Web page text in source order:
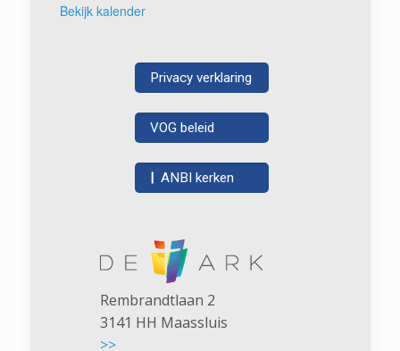
Bekijk kalender
Privacy verklaring
VOG beleid
|ANBI kerken
Rembrandtlaan 2
3141 HH Maassluis
>>